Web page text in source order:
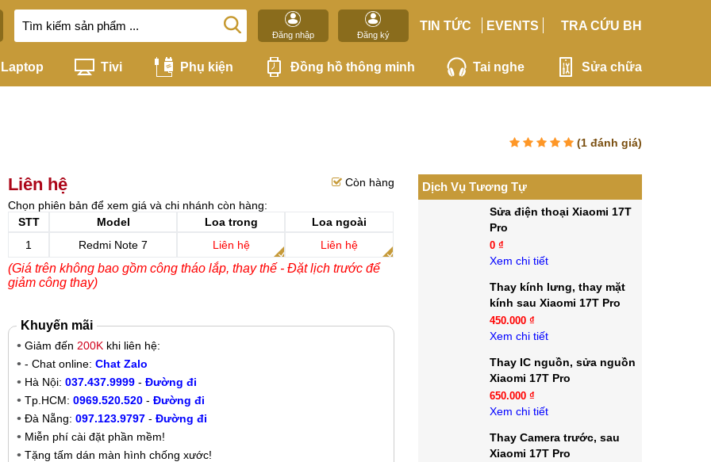
Đăng nhập Đăng ký
TIN TỨC EVENTS TRA CỨU BH
Laptop Tivi Phụ kiện Đồng hồ thông minh Tai nghe Sửa chữa
(1 đánh giá)
Liên hệ
Còn hàng
Chọn phiên bản để xem giá và chi nhánh còn hàng:
STT
Model Loa trong
Loa ngoài
1
Redmi Note 7 Liên hệ Liên hệ
(Giá trên không bao gồm công tháo lắp, thay thế - Đặt lịch trước để
giảm công thay)
Khuyến mãi
Giảm đến 200K khi liên hệ:
- Chat online: Chat Zalo
Hà Nội: 037.437.9999 - Đường đi
Tp.HCM: 0969.520.520 - Đường đi
Đà Nẵng: 097.123.9797 - Đường đi
Miễn phí cài đặt phần mềm!
Tặng tấm dán màn hình chống xước!
Dịch Vụ Tương Tự
Sửa điện thoại Xiaomi 17T
Pro
0 ₫
Xem chi tiết
Thay kính lưng, thay mặt
kính sau Xiaomi 17T Pro
450.000 ₫
Xem chi tiết
Thay IC nguồn, sửa nguồn
Xiaomi 17T Pro
650.000 ₫
Xem chi tiết
Thay Camera trước, sau
Xiaomi 17T Pro